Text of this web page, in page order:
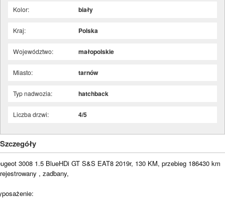
Kolor: biały
Kraj: Polska
Województwo: małopolskie
Miasto: tarnów
Typ nadwozia: hatchback
Liczba drzwi: 4/5
Szczegóły
3008 1.5 BlueHDi GT S&S EAT8 2019r, 130 KM, przebieg 186430 km
, zadbany,